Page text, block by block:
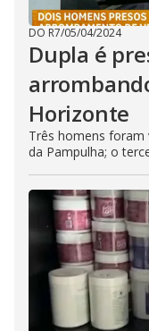
DO R7/05/04/2024
Dupla é
Horizonte
Três homens foram
da Pampulha; o